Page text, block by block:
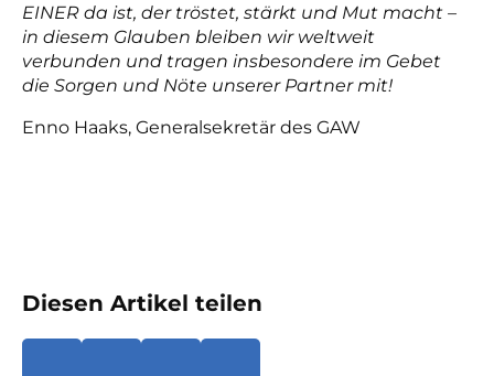
EINER da ist, der tröstet, stärkt und Mut macht –
in diesem Glauben bleiben wir weltweit
verbunden und tragen insbesondere im Gebet
die Sorgen und Nöte unserer Partner mit!
Enno Haaks, Generalsekretär des GAW
Diesen Artikel teilen